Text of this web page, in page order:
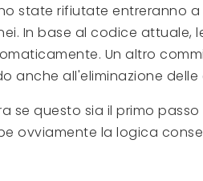
state rifiutate entreranno
In base al codice attuale,
Un altro
anche all'eliminazione
se questo sia il primo
ovviamente la logica